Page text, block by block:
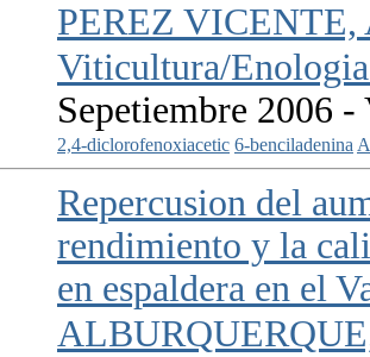
PEREZ VICENTE,
Viticultura/
Sepetiembre 2006
2,4-diclorofenoxiacetic 6-benciladenina
Repercusion del
rendimiento y la
en espaldera en el